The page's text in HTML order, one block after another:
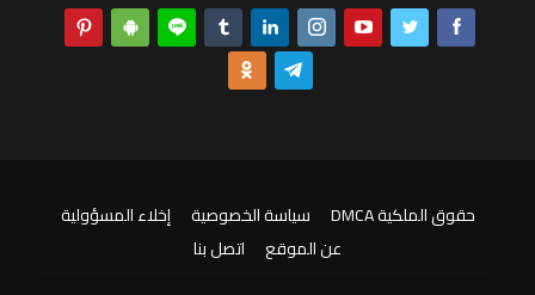
حقوق الملكية DMCA سياسة الخصوصية
إخلاء المسؤولية
عن الموقع
اتصل بنا